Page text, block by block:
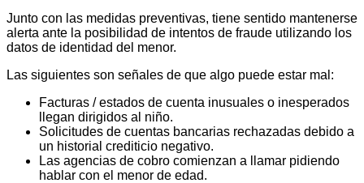
Junto con las medidas preventivas, tiene sentido mantenerse
alerta ante la posibilidad de intentos de fraude utilizando los
datos de identidad del menor.
Las siguientes son señales de que algo puede estar mal:
Facturas / estados de cuenta inusuales o inesperados
llegan dirigidos al niño.
Solicitudes de cuentas bancarias rechazadas debido a
un historial crediticio negativo.
Las agencias de cobro comienzan a llamar pidiendo
hablar con el menor de edad.